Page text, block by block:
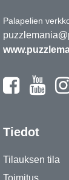
Palapelien
Tiedot
Tilauksen tila